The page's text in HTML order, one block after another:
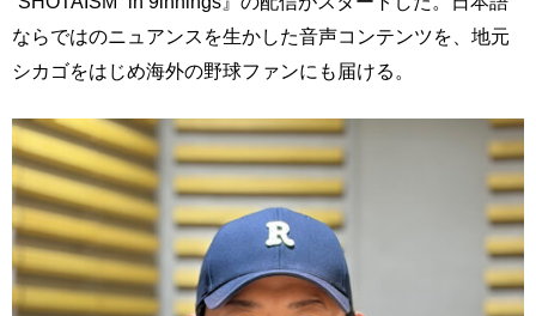
ならではのニュアンスを生かした音声コンテンツを、地元
シカゴをはじめ海外の野球ファンにも届ける。